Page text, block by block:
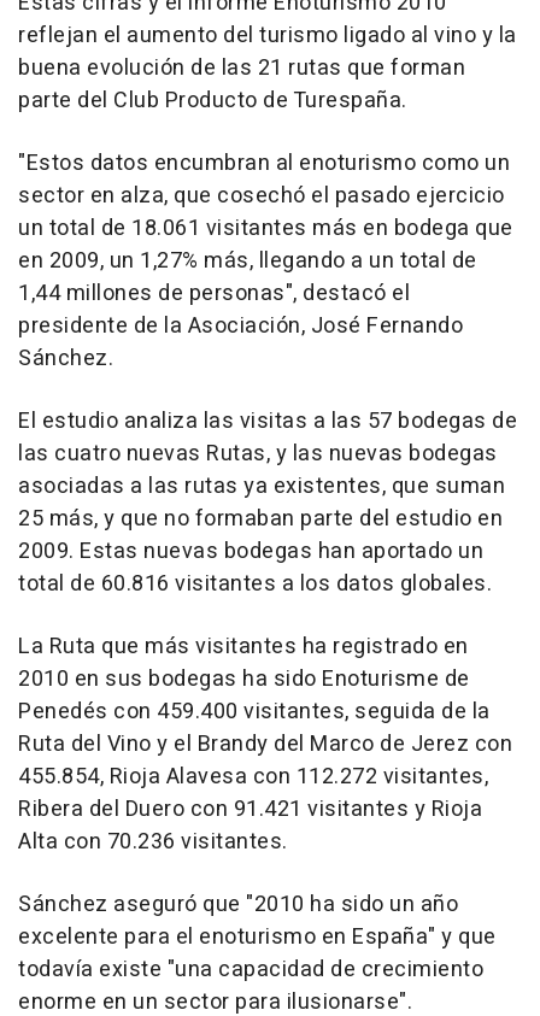
reflejan el aumento del turismo ligado al vino y la
buena evolución de las 21 rutas que forman
parte del Club Producto de Turespaña.
"Estos datos encumbran al enoturismo como un
sector en alza, que cosechó el pasado ejercicio
un total de 18.061 visitantes más en bodega que
en 2009, un 1,27% más, llegando a un total de
1,44 millones de personas", destacó el
presidente de la Asociación, José Fernando
Sánchez.
El estudio analiza las visitas a las 57 bodegas de
las cuatro nuevas Rutas, y las nuevas bodegas
asociadas a las rutas ya existentes, que suman
25 más, y que no formaban parte del estudio en
2009. Estas nuevas bodegas han aportado un
total de 60.816 visitantes a los datos globales.
La Ruta que más visitantes ha registrado en
2010 en sus bodegas ha sido Enoturisme de
Penedés con 459.400 visitantes, seguida de la
Ruta del Vino y el Brandy del Marco de Jerez con
455.854, Rioja Alavesa con 112.272 visitantes,
Ribera del Duero con 91.421 visitantes y Rioja
Alta con 70.236 visitantes.
Sánchez aseguró que "2010 ha sido un año
excelente para el enoturismo en España" y que
todavía existe "una capacidad de crecimiento
enorme en un sector para ilusionarse".